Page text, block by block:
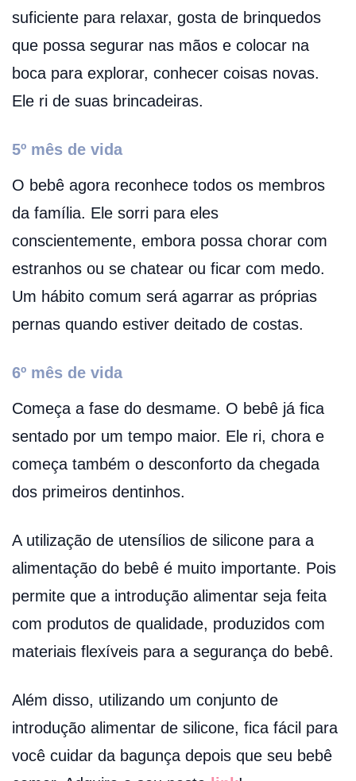
suficiente para relaxar, gosta de brinquedos
que possa segurar nas mãos e colocar na
boca para explorar, conhecer coisas novas.
Ele ri de suas brincadeiras.
5º mês de vida
O bebê agora reconhece todos os membros
da família. Ele sorri para eles
conscientemente, embora possa chorar com
estranhos ou se chatear ou ficar com medo.
Um hábito comum será agarrar as próprias
pernas quando estiver deitado de costas.
6º mês de vida
Começa a fase do desmame. O bebê já fica
sentado por um tempo maior. Ele ri, chora e
começa também o desconforto da chegada
dos primeiros dentinhos.
A utilização de utensílios de silicone para a
alimentação do bebê é muito importante. Pois
permite que a introdução alimentar seja feita
com produtos de qualidade, produzidos com
materiais flexíveis para a segurança do bebê.
Além disso, utilizando um conjunto de
introdução alimentar de silicone, fica fácil para
você cuidar da bagunça depois que seu bebê